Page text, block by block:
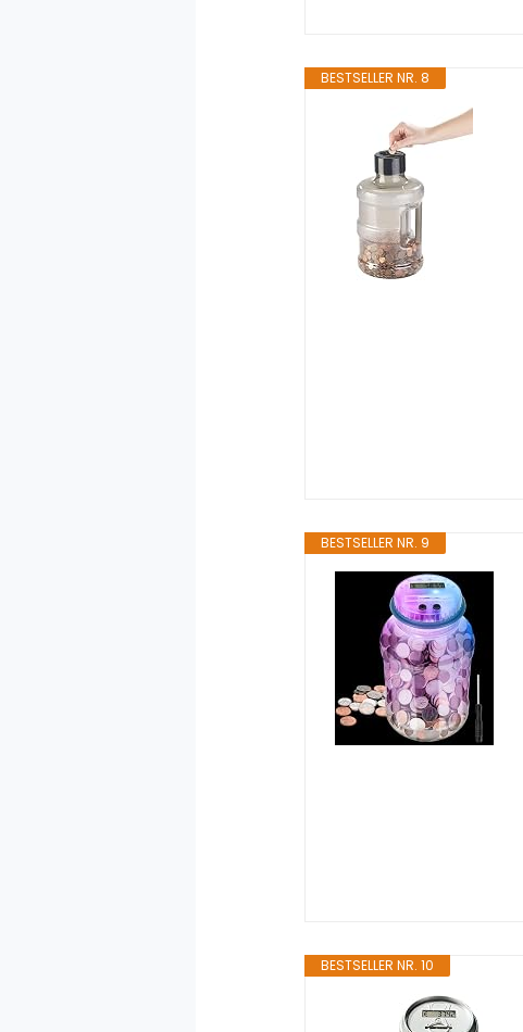
BESTSELLER NR. 8
BESTSELLER NR. 9
BESTSELLER NR. 10